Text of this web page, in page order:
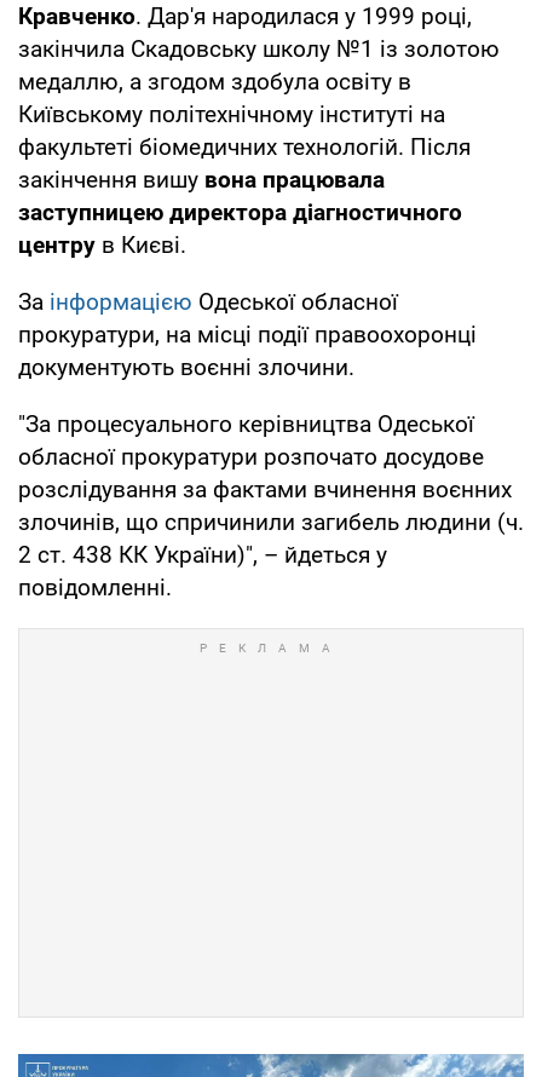
Кравченко. Дар'я народилася у 1999 році,
закінчила Скадовську школу №1 із золотою
медаллю, а згодом здобула освіту в
Київському політехнічному інституті на
факультеті біомедичних технологій. Після
закінчення вишу вона працювала
заступницею директора діагностичного
центру в Києві.
За інформацією Одеської обласної
прокуратури, на місці події правоохоронці
документують воєнні злочини.
"За процесуального керівництва Одеської
обласної прокуратури розпочато досудове
розслідування за фактами вчинення воєнних
злочинів, що спричинили загибель людини (ч.
2 ст. 438 КК України)", – йдеться у
повідомленні.